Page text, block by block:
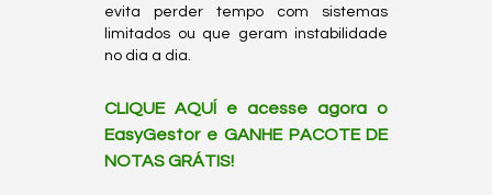
evita perder tempo com sistemas
limitados ou que geram instabilidade
no dia a dia.
CLIQUE AQUÍ e acesse agora o
EasyGestor e GANHE PACOTE DE
NOTAS GRÁTIS!